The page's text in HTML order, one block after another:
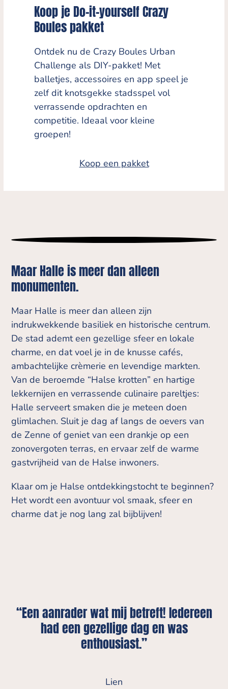
Koop je Do-it-yourself Crazy
Boules pakket
Ontdek nu de Crazy Boules Urban
Challenge als DIY-pakket! Met
balletjes, accessoires en app speel je
zelf dit knotsgekke stadsspel vol
verrassende opdrachten en
competitie. Ideaal voor kleine
groepen!
Koop een pakket
Maar Halle is meer dan alleen
monumenten.
Maar Halle is meer dan alleen zijn
indrukwekkende basiliek en historische centrum.
De stad ademt een gezellige sfeer en lokale
charme, en dat voel je in de knusse cafés,
ambachtelijke crèmerie en levendige markten.
Van de beroemde “Halse krotten” en hartige
lekkernijen en verrassende culinaire pareltjes:
Halle serveert smaken die je meteen doen
glimlachen. Sluit je dag af langs de oevers van
de Zenne of geniet van een drankje op een
zonovergoten terras, en ervaar zelf de warme
gastvrijheid van de Halse inwoners.
Klaar om je Halse ontdekkingstocht te beginnen?
Het wordt een avontuur vol smaak, sfeer en
charme dat je nog lang zal bijblijven!
“Een aanrader wat mij betreft! Iedereen
had een gezellige dag en was
enthousiast.”
Lien